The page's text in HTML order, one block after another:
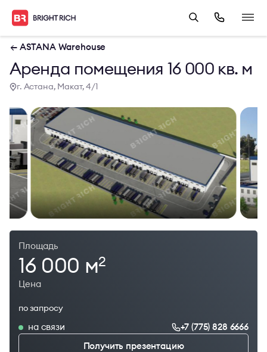
← ASTANA Warehouse
Аренда помещения 16 000 кв. м
г. Астана, Макат, 4/1
Площадь
16 000 м2
Цена
по запросу
на связи
+7 (775) 828 6666
Получить презентацию